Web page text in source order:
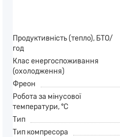
Продуктивність (тепло), БТО/
год
Клас енергоспоживання
(охолодження)
Фреон
Робота за мінусової
температури, °C
Тип
Тип компресора